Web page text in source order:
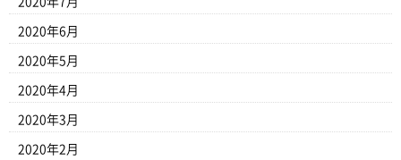
2020年6月
2020年5月
2020年4月
2020年3月
2020年2月